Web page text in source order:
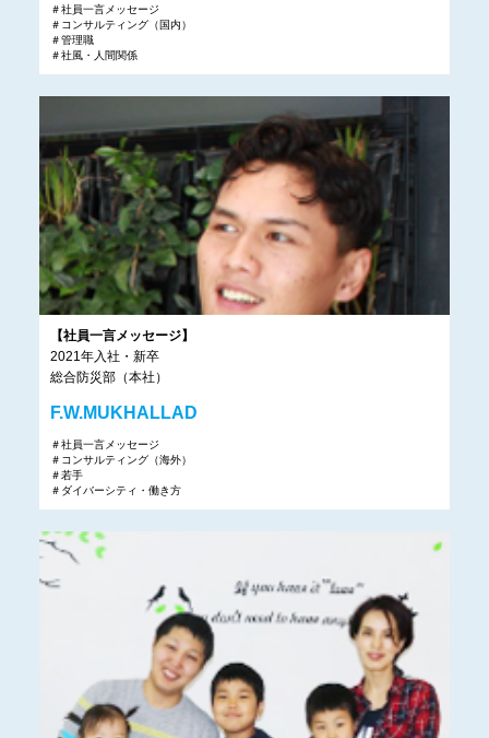
＃社員一言メッセージ
＃コンサルティング（国内）
＃管理職
＃社風・人間関係
【社員一言メッセージ】
2021年入社・新卒
総合防災部（本社）
F.W.MUKHALLAD
＃社員一言メッセージ
＃コンサルティング（海外）
＃若手
＃ダイバーシティ・働き方